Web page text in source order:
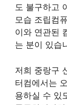
도 불구하고
모습 조립컴
이와 연관된
는 분이 있습
저희 중랑구
터컴에서는
용하실 수 있